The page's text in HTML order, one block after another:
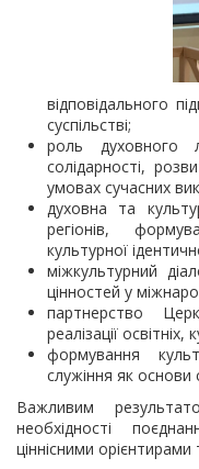
відповідального
суспільстві;
роль духовного
солідарності,
умовах сучасних
духовна та
регіонів,
культурної
міжкультурний
цінностей у
партнерство
реалізації освітніх,
формування
служіння як основи
Важливим
необхідності
ціннісними